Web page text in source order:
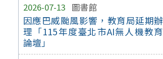
2026-07-13 圖書館
因應巴威颱風影響，教育局延期辦
理「115年度臺北市AI無人機教育
論壇」